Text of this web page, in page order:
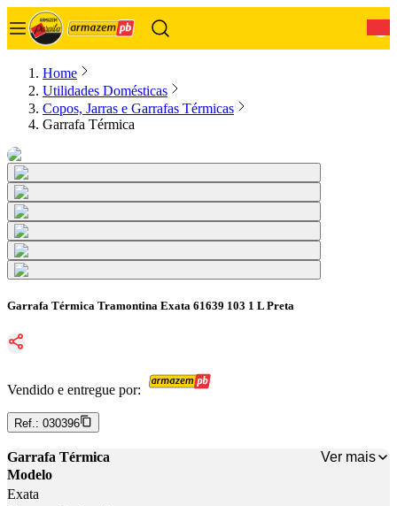
Home
Utilidades Domésticas
Copos, Jarras e Garrafas Térmicas
Garrafa Térmica
Garrafa Térmica Tramontina Exata 61639 103 1 L Preta
Vendido e entregue por:
Ref.: 030396
Garrafa Térmica
Ver mais
Modelo
Exata